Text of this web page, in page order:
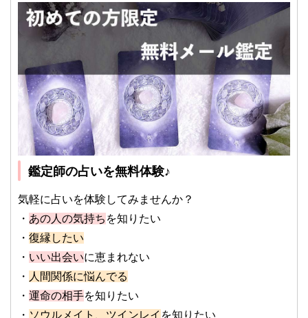
鑑定師の占いを無料体験♪
気軽に占いを体験してみませんか？
・ あの人の気持ち を知りたい
・ 復縁したい
・ いい出会いに恵まれない
・ 人間関係に悩んでる
・ 運命の相手を知りたい
・ ソウルメイト、ツインレイ を知りたい